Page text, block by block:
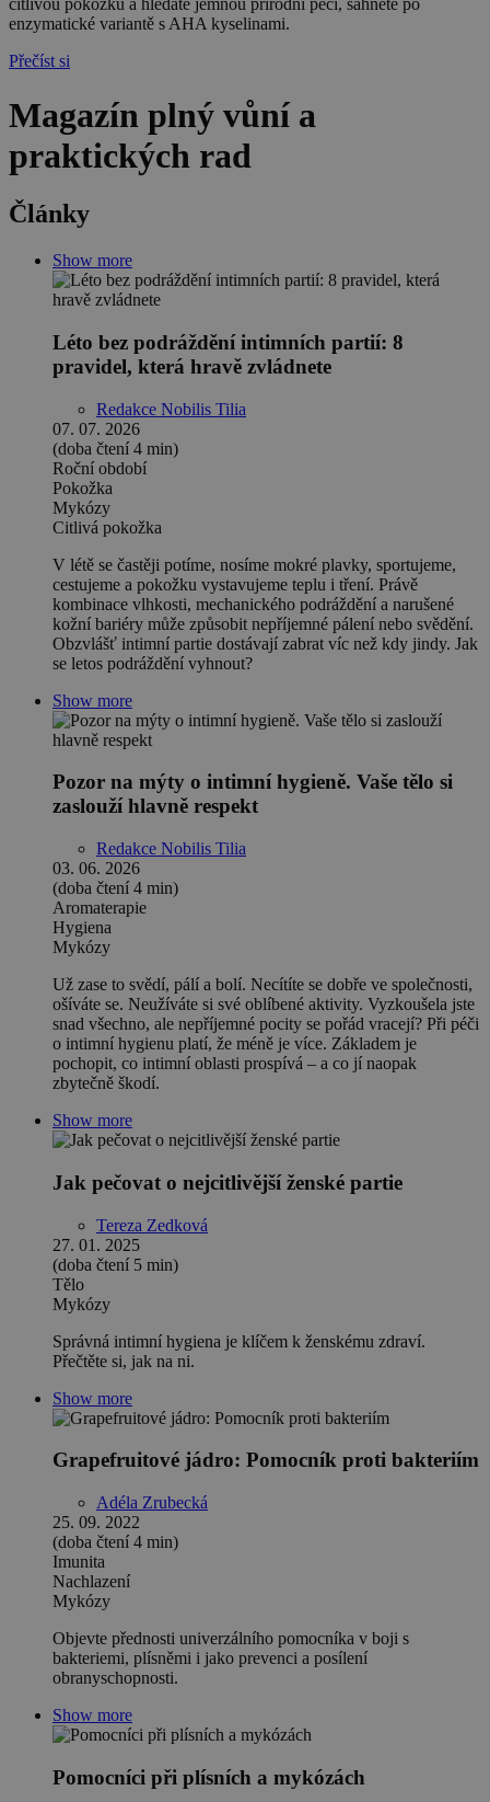
citlivou pokožku a hledáte jemnou přírodní péči, sáhněte po
enzymatické variantě s AHA kyselinami.
Přečíst si
Magazín plný vůní a
praktických rad
Články
Show more
Léto bez podráždění intimních partií: 8
pravidel, která hravě zvládnete
Redakce Nobilis Tilia
07. 07. 2026
(doba čtení 4 min)
Roční období
Pokožka
Mykózy
Citlivá pokožka
V létě se častěji potíme, nosíme mokré plavky, sportujeme,
cestujeme a pokožku vystavujeme teplu i tření. Právě
kombinace vlhkosti, mechanického podráždění a narušené
kožní bariéry může způsobit nepříjemné pálení nebo svědění.
Obzvlášť intimní partie dostávají zabrat víc než kdy jindy. Jak
se letos podráždění vyhnout?
Show more
Pozor na mýty o intimní hygieně. Vaše tělo si
zaslouží hlavně respekt
Redakce Nobilis Tilia
03. 06. 2026
(doba čtení 4 min)
Aromaterapie
Hygiena
Mykózy
Už zase to svědí, pálí a bolí. Necítíte se dobře ve společnosti,
ošíváte se. Neužíváte si své oblíbené aktivity. Vyzkoušela jste
snad všechno, ale nepříjemné pocity se pořád vracejí? Při péči
o intimní hygienu platí, že méně je více. Základem je
pochopit, co intimní oblasti prospívá – a co jí naopak
zbytečně škodí.
Show more
Jak pečovat o nejcitlivější ženské partie
Tereza Zedková
27. 01. 2025
(doba čtení 5 min)
Tělo
Mykózy
Správná intimní hygiena je klíčem k ženskému zdraví.
Přečtěte si, jak na ni.
Show more
Grapefruitové jádro: Pomocník proti bakteriím
Adéla Zrubecká
25. 09. 2022
(doba čtení 4 min)
Imunita
Nachlazení
Mykózy
Objevte přednosti univerzálního pomocníka v boji s
bakteriemi, plísněmi i jako prevenci a posílení
obranyschopnosti.
Show more
Pomocníci při plísních a mykózách